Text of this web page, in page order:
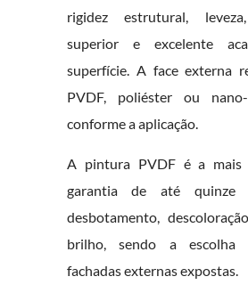
rigidez estrutural,
superior e excelente
superfície. A face externa
PVDF, poliéster ou nano-
conforme a aplicação.
A pintura PVDF é a mais
garantia de até quinze
desbotamento,
brilho, sendo a escolha
fachadas externas expostas.